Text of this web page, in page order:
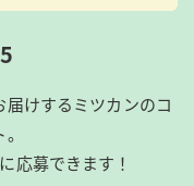
けするミツカンのコ
応募できます！